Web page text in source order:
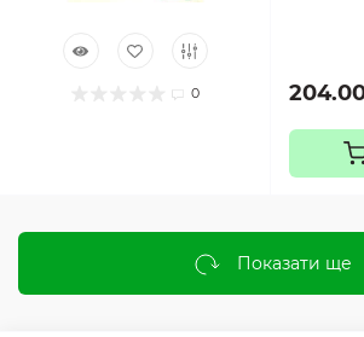
0
Показати ще